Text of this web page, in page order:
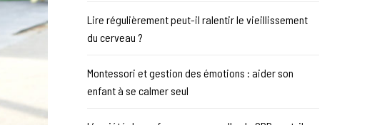
Lire régulièrement peut-il ralentir le vieillissement
du cerveau ?
Montessori et gestion des émotions : aider son
enfant à se calmer seul